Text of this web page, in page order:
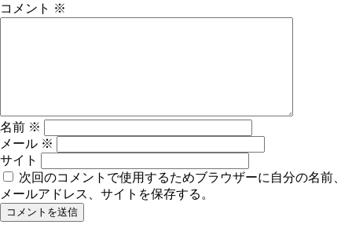
コメント ※
名前 ※
メール ※
サイト
次回のコメントで使用するためブラウザーに自分の名前、
メールアドレス、サイトを保存する。